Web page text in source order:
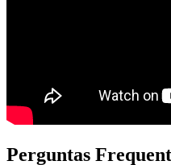
Perguntas